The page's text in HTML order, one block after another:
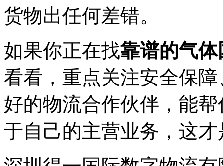
货物出任何差错。
如果你正在找靠谱的气
看看，重点关注安全保
好的物流合作伙伴，能
于自己的主营业务，这